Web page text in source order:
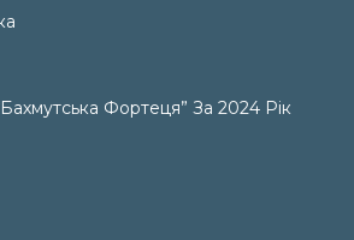
Фортеця” За 2024 Рік